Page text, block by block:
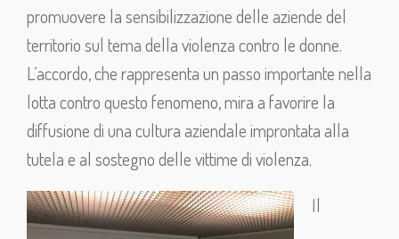
promuovere la sensibilizzazione delle aziende del
territorio sul tema della violenza contro le donne.
L’accordo, che rappresenta un passo importante nella
lotta contro questo fenomeno, mira a favorire la
diffusione di una cultura aziendale improntata alla
tutela e al sostegno delle vittime di violenza.
Il